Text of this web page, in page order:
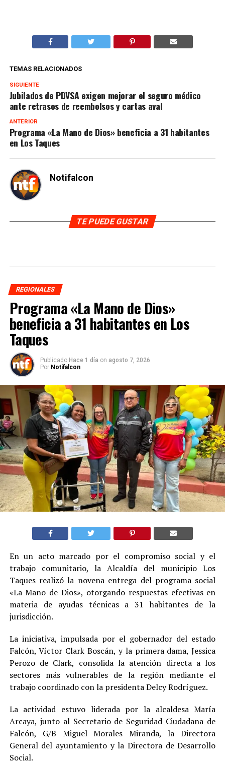
TEMAS RELACIONADOS
SIGUIENTE
Jubilados de PDVSA exigen mejorar el seguro médico
ante retrasos de reembolsos y cartas aval
ANTERIOR
Programa «La Mano de Dios» beneficia a 31 habitantes
en Los Taques
Notifalcon
TE PUEDE GUSTAR
REGIONALES
Programa «La Mano de Dios»
beneficia a 31 habitantes en Los
Taques
Publicado Hace 1 día on agosto 7, 2026
Por Notifalcon
En un acto marcado por el compromiso social y el
trabajo comunitario, la Alcaldía del municipio Los
Taques realizó la novena entrega del programa social
«La Mano de Dios», otorgando respuestas efectivas en
materia de ayudas técnicas a 31 habitantes de la
jurisdicción.
La iniciativa, impulsada por el gobernador del estado
Falcón, Víctor Clark Boscán, y la primera dama, Jessica
Perozo de Clark, consolida la atención directa a los
sectores más vulnerables de la región mediante el
trabajo coordinado con la presidenta Delcy Rodríguez.
La actividad estuvo liderada por la alcaldesa María
Arcaya, junto al Secretario de Seguridad Ciudadana de
Falcón, G/B Miguel Morales Miranda, la Directora
General del ayuntamiento y la Directora de Desarrollo
Social.